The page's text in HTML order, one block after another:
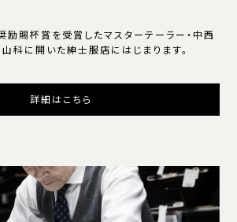
賜杯賞を受賞したマスターテーラー・中西
科に開いた紳士服店にはじまります。
詳細はこちら